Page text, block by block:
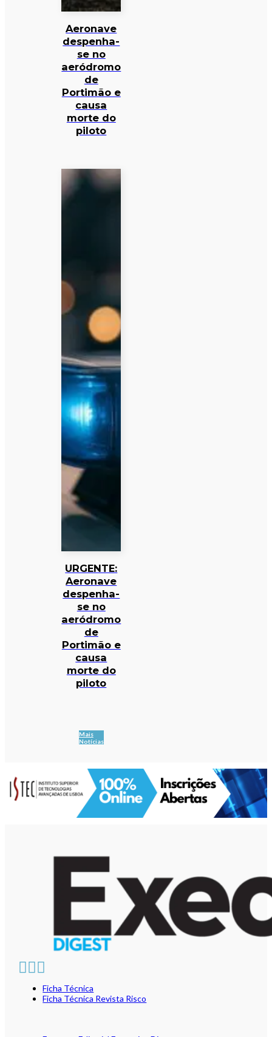
Aeronave
despenha-
se no
aeródromo
de
Portimão e
causa
morte do
piloto
URGENTE:
Aeronave
despenha-
se no
aeródromo
de
Portimão e
causa
morte do
piloto
Mais
Notícias
Ficha Técnica
Ficha Técnica Revista Risco